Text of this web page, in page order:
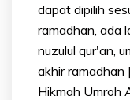
dapat dipilih
ramadhan, ada
nuzulul qur'an,
akhir
Hikmah Umroh